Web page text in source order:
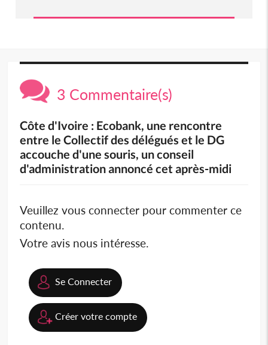
3 Commentaire(s)
Côte d'Ivoire : Ecobank, une rencontre
entre le Collectif des délégués et le DG
accouche d'une souris, un conseil
d'administration annoncé cet après-midi
Veuillez vous connecter pour commenter ce
contenu.
Votre avis nous intéresse.
Se Connecter
Créer votre compte